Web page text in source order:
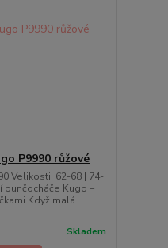
P9990 růžové
Velikosti: 62-68 | 74-
punčocháče Kugo –
Když malá
Skladem